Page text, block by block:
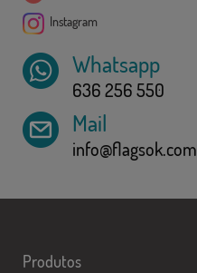
Instagram
Whatsapp
636 256 550
Mail
info@flagsok.com
Produtos